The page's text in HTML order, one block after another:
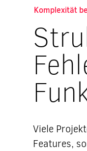
Komplexität
Viele
Features,